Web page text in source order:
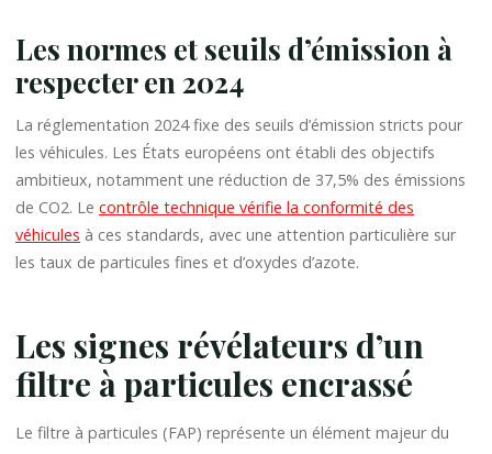
Les normes et seuils d’émission à
respecter en 2024
La réglementation 2024 fixe des seuils d’émission stricts pour
les véhicules. Les États européens ont établi des objectifs
ambitieux, notamment une réduction de 37,5% des émissions
de CO2. Lecontrôle technique vérifie la conformité des
véhicules à ces standards, avec une attention particulière sur
les taux de particules fines et d’oxydes d’azote.
Les signes révélateurs d’un
filtre à particules encrassé
Le filtre à particules (FAP) représente un élément majeur du